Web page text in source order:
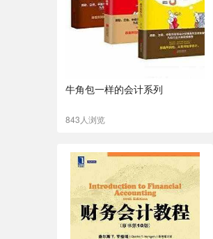
牛角包一样的会计系列
843人浏览